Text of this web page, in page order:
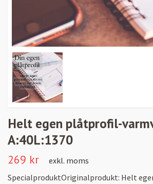
Helt egen plåtprofil-
A:40L:1370
269 kr
exkl. moms
SpecialproduktOriginalprodukt: Helt